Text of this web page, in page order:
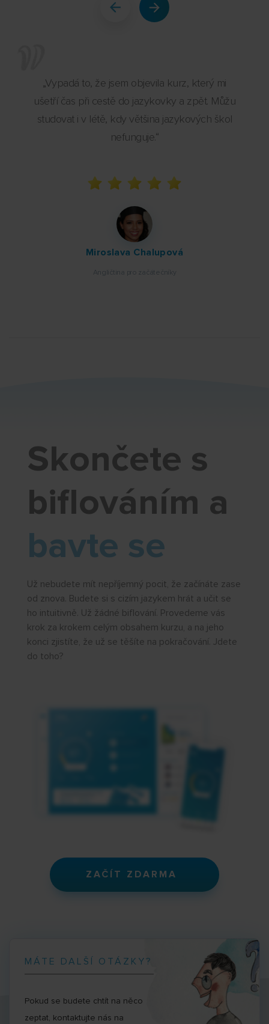
„Vypadá to, že jsem objevila kurz, který mi
ušetří čas při cestě do jazykovky a zpět. Můžu
studovat i v létě, kdy většina jazykových škol
nefunguje.“
Miroslava Chalupová
Angličtina pro začátečníky
Skončete s
biflováním a
bavte se
Už nebudete mít nepříjemný pocit, že začínáte zase
od znova. Budete si s cizím jazykem hrát a učit se
ho intuitivně. Už žádné biflování. Provedeme vás
krok za krokem celým obsahem kurzu, a na jeho
konci zjistíte, že už se těšíte na pokračování. Jdete
do toho?
ZAČÍT ZDARMA
MÁTE DALŠÍ OTÁZKY?
Pokud se budete chtít na něco
zeptat, kontaktujte nás na